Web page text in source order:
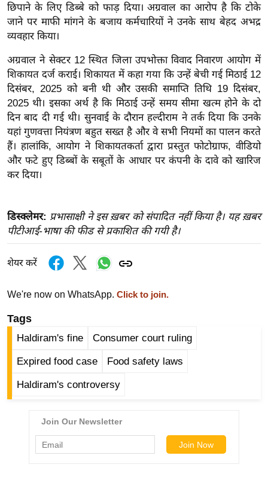
बे
मि
ल
श
ख्सि
य
त
यं
ग
इं
सा
हि
ग
ऑ
टो
र्ल्ड
न्यू
छिपाने के लिए डिब्बे को फाड़ दिया। अग्रवाल का आरोप है कि टोके
जाने पर माफी मांगने के बजाय कर्मचारियों ने उनके साथ बेहद अभद्र
व्यवहार किया।
अग्रवाल ने सेक्टर 12 स्थित जिला उपभोक्ता विवाद निवारण आयोग में
शिकायत दर्ज कराई। शिकायत में कहा गया कि उन्हें बेची गई मिठाई 12
दिसंबर, 2025 को बनी थी और उसकी समाप्ति तिथि 19 दिसंबर,
2025 थी। इसका अर्थ है कि मिठाई उन्हें समय सीमा खत्म होने के दो
दिन बाद दी गई थी। सुनवाई के दौरान हल्दीराम ने तर्क दिया कि उनके
यहां गुणवत्ता नियंत्रण बहुत सख्त है और वे सभी नियमों का पालन करते
हैं। हालांकि, आयोग ने शिकायतकर्ता द्वारा प्रस्तुत फोटोग्राफ, वीडियो
और फटे हुए डिब्बों के सबूतों के आधार पर कंपनी के दावे को खारिज
कर दिया।
डिस्क्लेमर: प्रभासाक्षी ने इस ख़बर को संपादित नहीं किया है। यह ख़बर
पीटीआई-भाषा की फीड से प्रकाशित की गयी है।
शेयर करें
We're now on WhatsApp. Click to join.
Tags
Haldiram's fine Consumer court ruling
Expired food case Food safety laws
Haldiram's controversy